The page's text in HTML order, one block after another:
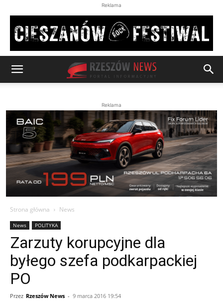
Reklama
Reklama
Strona główna News
News POLITYKA
Zarzuty korupcyjne dla
byłego szefa podkarpackiej
PO
Przez Rzeszów News - 9 marca 2016 19:54